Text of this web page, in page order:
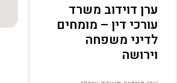
ערן דוידוב משרד
עורכי דין – מומחים
לדיני משפחה
וירושה